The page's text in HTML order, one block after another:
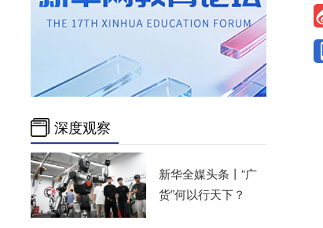
深度观察
新华全媒头条丨 “广
货”何以行天下？